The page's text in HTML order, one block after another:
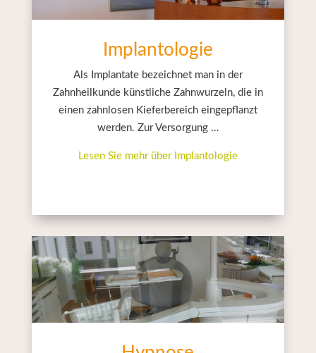
Implantologie
Als Implantate bezeichnet man in der
Zahnheilkunde künstliche Zahnwurzeln, die in
einen zahnlosen Kieferbereich eingepflanzt
werden. Zur Versorgung …
Lesen Sie mehr über Implantologie